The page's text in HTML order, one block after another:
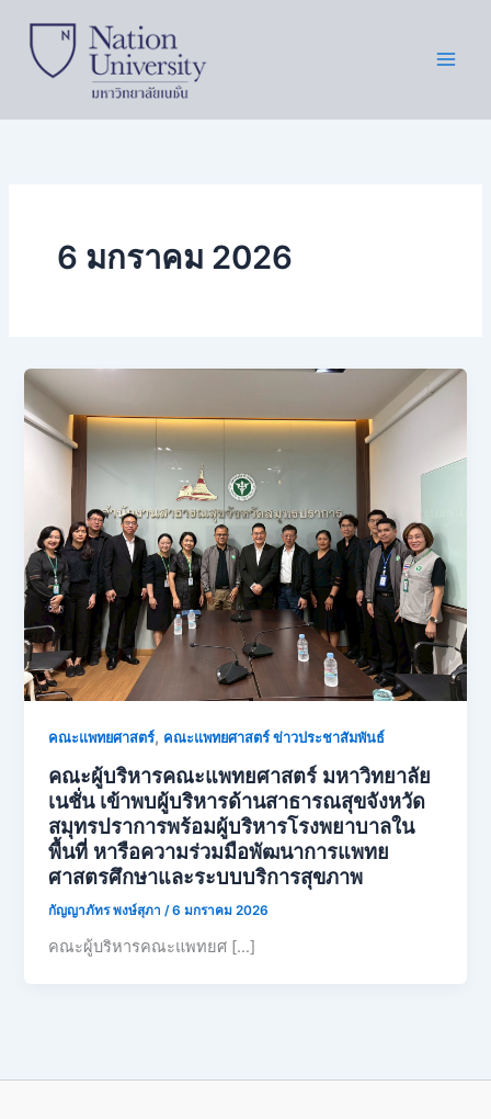
content
6 มกราคม 2026
คณะแพทยศาสตร์, คณะแพทยศาสตร์ ข่าวประชาสัมพันธ์
คณะผู้บริหารคณะแพทยศาสตร์ มหาวิทยาลัย
เนชั่น เข้าพบผู้บริหารด้านสาธารณสุขจังหวัด
สมุทรปราการพร้อมผู้บริหารโรงพยาบาลใน
พื้นที่ หารือความร่วมมือพัฒนาการแพทย
ศาสตรศึกษาและระบบบริการสุขภาพ
กัญญาภัทร พงษ์สุภา/6 มกราคม 2026
คณะผู้บริหารคณะแพทยศ […]